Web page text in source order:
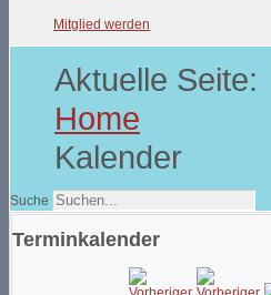
Mitglied werden
Aktuelle Seite:
Home
Kalender
Suche
Terminkalender